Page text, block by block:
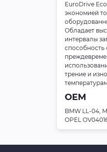
EuroDrive
экономией
Обладает
интервалы
способность
трение и
OEM
BMW LL-04,
OPEL